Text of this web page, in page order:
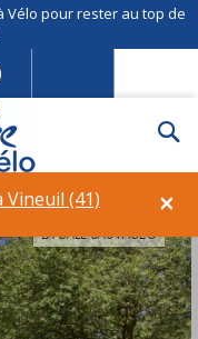
Vélo pour rester au top de
×
(41)
LA CALE SAUVAGE©